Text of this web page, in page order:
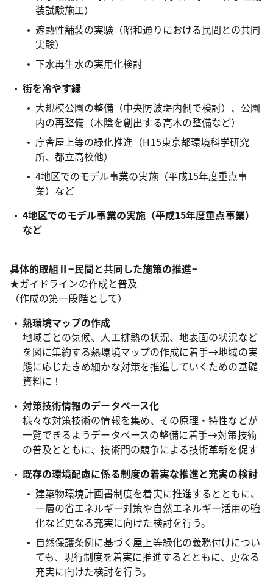
装試験施工）
遮熱性舗装の実験（昭和通りにおける民間との共同
実験）
下水再生水の実用化検討
街を冷やす緑
大規模公園の整備（中央防波堤内側で検討）、公園
内の再整備（木陰を創出する高木の整備など）
庁舎屋上等の緑化推進（H15東京都環境科学研究
所、都立高校他）
4地区でのモデル事業の実施（平成15年度重点事
業）など
4地区でのモデル事業の実施（平成15年度重点事業）
など
具体的取組Ⅱ−民間と共同した施策の推進−
★ガイドラインの作成と普及
（作成の第一段階として）
熱環境マップの作成
地域ごとの気候、人工排熱の状況、地表面の状況など
を図に集約する熱環境マップの作成に着手→地域の実
態に応じたきめ細かな対策を推進していくための基礎
資料に！
対策技術情報のデータベース化
様々な対策技術の情報を集め、その原理・特性などが
一覧できるようデータベースの整備に着手→対策技術
の普及とともに、技術間の競争による技術革新を促す
既存の環境配慮に係る制度の着実な推進と充実の検討
建築物環境計画書制度を着実に推進するとともに、
一層の省エネルギー対策や自然エネルギー活用の強
化など更なる充実に向けた検討を行う。
自然保護条例に基づく屋上等緑化の義務付けについ
ても、現行制度を着実に推進するとともに、更なる
充実に向けた検討を行う。